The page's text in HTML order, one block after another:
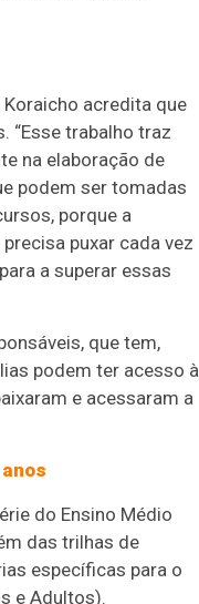
acredita que
“Esse trabalho traz
na elaboração de
podem ser tomadas
porque a
puxar cada vez
a superar essas
que tem,
podem ter acesso à
e acessaram a
do Ensino Médio
das trilhas de
específicas para o
e Adultos).